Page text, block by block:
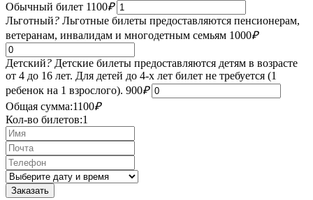
Обычный билет 1100₽
Льготный? Льготные билеты предоставляются пенсионерам,
ветеранам, инвалидам и многодетным семьям 1000₽
Детский? Детские билеты предоставляются детям в возрасте
от 4 до 16 лет. Для детей до 4-х лет билет не требуется (1
ребенок на 1 взрослого). 900₽
Общая сумма:1100₽
Кол-во билетов:1